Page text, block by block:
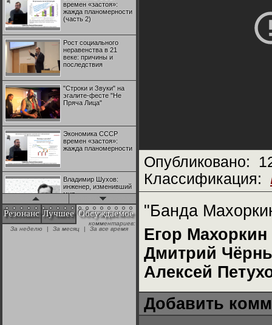
времен «застоя»:
жажда планомерности
(часть 2)
Рост социального
неравенства в 21
веке: причины и
последствия
"Строки и Звуки" на
эгалите-фесте "Не
Пряча Лица"
Экономика СССР
времен «застоя»:
жажда планомерности
Владимир Шухов:
инженер, изменивший
мир
"Аркадий Коц" на
эгалите-фесте "Не
Резонанс Лучшее Обсуждаемое
комментариев:
За неделю
| За месяц | За все время
Опубликовано:
Классификация:
"Банда
Егор Махоркин
Дмитрий
Алексей
Добавить